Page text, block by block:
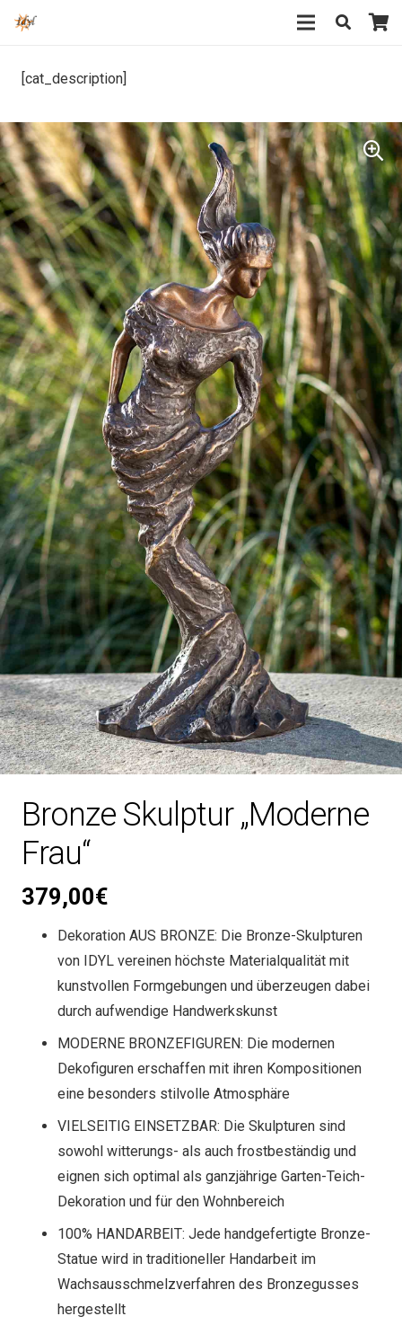
[cat_description]
Bronze Skulptur „Moderne
Frau“
379,00€
Dekoration AUS BRONZE: Die Bronze-Skulpturen
von IDYL vereinen höchste Materialqualität mit
kunstvollen Formgebungen und überzeugen dabei
durch aufwendige Handwerkskunst
MODERNE BRONZEFIGUREN: Die modernen
Dekofiguren erschaffen mit ihren Kompositionen
eine besonders stilvolle Atmosphäre
VIELSEITIG EINSETZBAR: Die Skulpturen sind
sowohl witterungs- als auch frostbeständig und
eignen sich optimal als ganzjährige Garten-Teich-
Dekoration und für den Wohnbereich
100% HANDARBEIT: Jede handgefertigte Bronze-
Statue wird in traditioneller Handarbeit im
Wachsausschmelzverfahren des Bronzegusses
hergestellt